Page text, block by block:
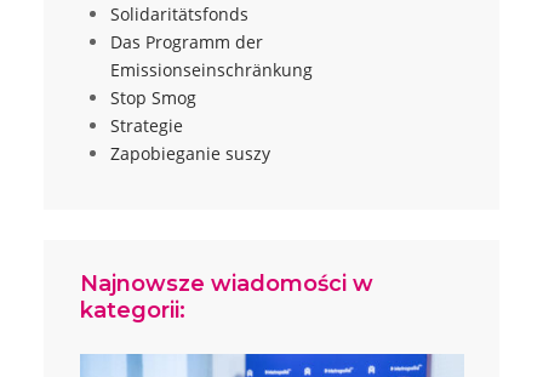
Solidaritätsfonds
Das Programm der
Emissionseinschränkung
Stop Smog
Strategie
Zapobieganie suszy
Najnowsze wiadomości w
kategorii: